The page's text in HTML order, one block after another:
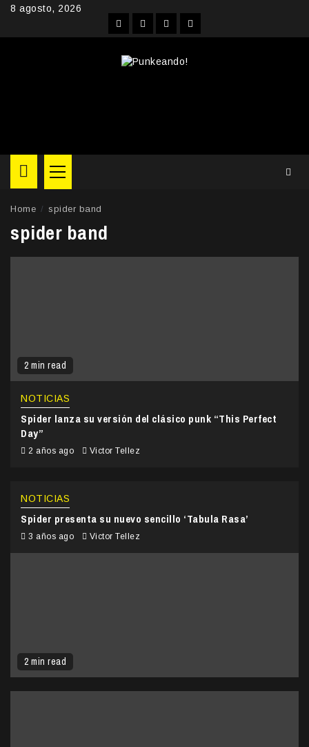
Skip8 agosto, 2026
FacebookInstagram
YouTubeTwitter
Primary
Menu
Home spider band
spider band
2 min read
NOTICIAS
Spider lanza su versión del clásico punk “This Perfect
Day”
2 años ago Victor Tellez
2 min read
NOTICIAS
Spider presenta su nuevo sencillo ‘Tabula Rasa’
3 años ago Victor Tellez